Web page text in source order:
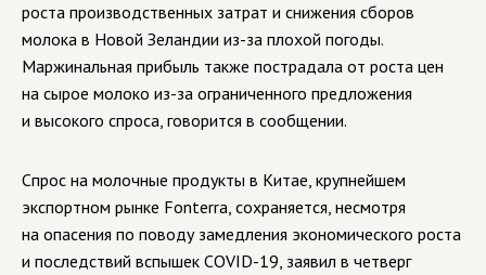
роста производственных затрат и снижения сборов
молока в Новой Зеландии из-за плохой погоды.
Маржинальная прибыль также пострадала от роста цен
на сырое молоко из-за ограниченного предложения
и высокого спроса, говорится в сообщении.
Спрос на молочные продукты в Китае, крупнейшем
экспортном рынке Fonterra, сохраняется, несмотря
на опасения по поводу замедления экономического роста
и последствий вспышек COVID-19, заявил в четверг